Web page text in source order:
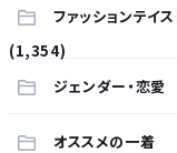
ファッションテイス
(1,354)
ジェンダー・恋愛
オススメの一着